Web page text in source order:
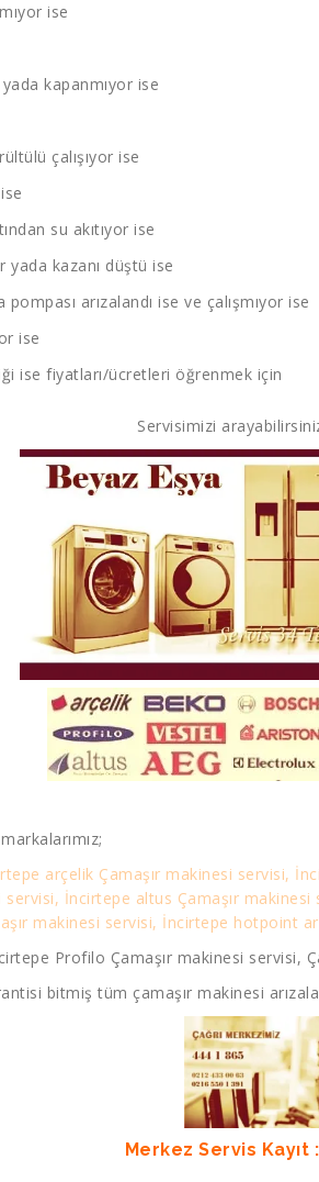
ise
kapanmıyor ise
çalışıyor ise
su akıtıyor ise
yada kazanı düştü ise
arızalandı ise ve çalışmıyor ise
ise
ise fiyatları/ücretleri öğrenmek için
Servisimizi
arçelik Çamaşır makinesi servisi,
İncirtepe altus Çamaşır
makinesi servisi, İncirtepe hotpoint
Profilo Çamaşır makinesi servisi,
bitmiş tüm çamaşır makinesi
Merkez Servis Kayıt :